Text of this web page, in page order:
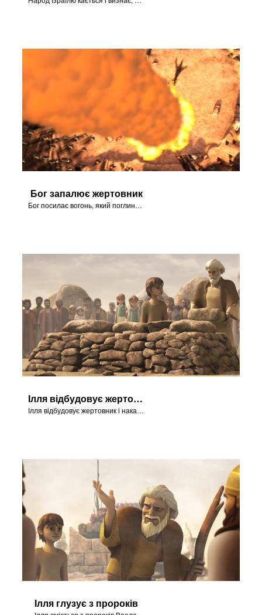
Бог запалює жертовник
Бог посилає вогонь, який поглинає цілопалення і жертовник.
Ілля відбудовує жертовник
Ілля відбудовує жертовник і наказує залити його водою.
Ілля глузує з пророків